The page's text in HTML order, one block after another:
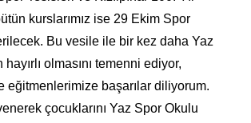
kurslarımız ise 29 Ekim Spor
Bu vesile ile bir kez daha Yaz
olmasını temenni ediyor,
eğitmenlerimize başarılar diliyorum.
çocuklarını Yaz Spor Okulu